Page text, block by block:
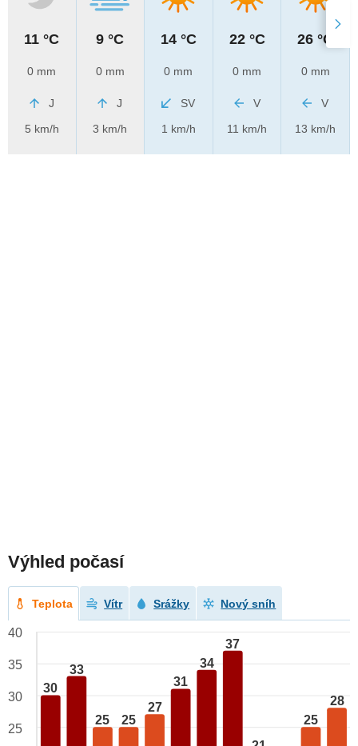
11 °C
0 mm
J
5 km/h
9 °C
0 mm
J
3 km/h
14 °C
0 mm
SV
1 km/h
22 °C
0 mm
V
11 km/h
26 °C
0 mm
V
13 km/h
Výhled počasí
Teplota Vítr Srážky Nový sníh
30
33
25 25
27
31
34
37
25
28
40
35
30
25